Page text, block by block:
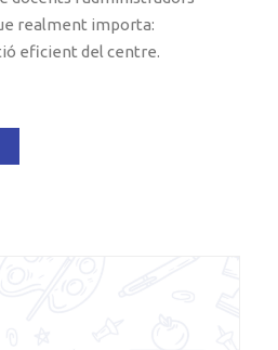
realment importa:
eficient del centre.